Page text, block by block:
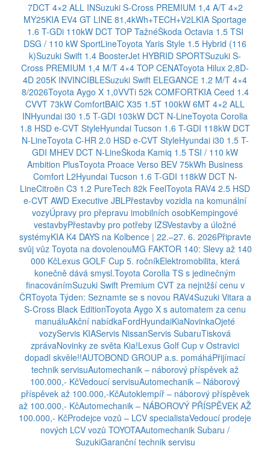
7DCT 4×2 ALL INSuzuki S-Cross PREMIUM 1,4 A/T 4×2
MY25KIA EV4 GT LINE 81,4kWh+TECH+V2LKIA Sportage
1.6 T-GDi 110kW DCT TOP TažnéŠkoda Octavia 1.5 TSI
DSG / 110 kW SportLineToyota Yaris Style 1.5 Hybrid (116
k)Suzuki Swift 1.4 BoosterJet HYBRID SPORTSuzuki S-
Cross PREMIUM 1,4 M/T 4×4 TOP CENAToyota Hilux 2,8D-
4D 205K INVINCIBLESuzuki Swift ELEGANCE 1.2 M/T 4×4
8/2026Toyota Aygo X 1,0VVTi 52k COMFORTKIA Ceed 1.4
CVVT 73kW ComfortBAIC X35 1.5T 100kW 6MT 4×2 ALL
INHyundai i30 1.5 T-GDI 103kW DCT N-LineToyota Corolla
1.8 HSD e-CVT StyleHyundai Tucson 1.6 T-GDI 118kW DCT
N-LineToyota C-HR 2.0 HSD e-CVT StyleHyundai i30 1.5 T-
GDI MHEV DCT N-LineŠkoda Kamiq 1.5 TSI / 110 kW
Ambition PlusToyota Proace Verso BEV 75kWh Business
Comfort L2Hyundai Tucson 1.6 T-GDI 118kW DCT N-
LineCitroën C3 1.2 PureTech 82k FeelToyota RAV4 2.5 HSD
e-CVT AWD Executive JBLPřestavby vozidla na komunální
vozyÚpravy pro přepravu imobilních osobKempingové
vestavbyPřestavby pro potřeby IZSVestavby a úložné
systémyKIA K4 DAYS na Kolbence | 22.–27. 6. 2026Připravte
svůj vůz Toyota na dovolenouMG FAKTOR 140: Slevy až 140
000 KčLexus GOLF Cup 5. ročníkElektromobilita, která
konečně dává smysl.Toyota Corolla TS s jedinečným
finacovánímSuzuki Swift Premium CVT za nejnižší cenu v
ČRToyota Týden: Seznamte se s novou RAV4Suzuki Vitara a
S-Cross Black EditionToyota Aygo X s automatem za cenu
manuáluAkční nabídkaFordHyundaiKiaNovinkaOjeté
vozyServis KIAServis NissanServis SubaruTisková
zprávaNovinky ze světa Kia!Lexus Golf Cup v Ostravici
dopadl skvěle!!AUTOBOND GROUP a.s. pomáháPřijímací
technik servisuAutomechanik – náborový příspěvek až
100.000,- KčVedoucí servisuAutomechanik – Náborový
příspěvek až 100.000,-KčAutoklempíř – náborový příspěvek
až 100.000,- KčAutomechanik – NÁBOROVÝ PŘÍSPĚVEK AŽ
100.000,- KčProdejce vozů – LCV specialistaVedoucí prodeje
nových LCV vozů TOYOTAAutomechanik Subaru /
SuzukiGaranční technik servisu